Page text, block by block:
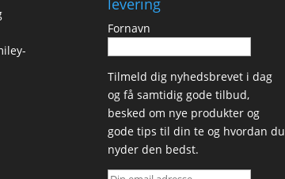
Fornavn
Tilmeld dig nyhedsbrevet i dag
og få samtidig gode tilbud,
besked om nye produkter og
gode tips til din te og hvordan du
nyder den bedst.